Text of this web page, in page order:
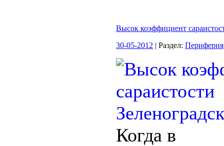
Высок коэффициент
30-05-2012 | Раздел: Периферия
Когда в